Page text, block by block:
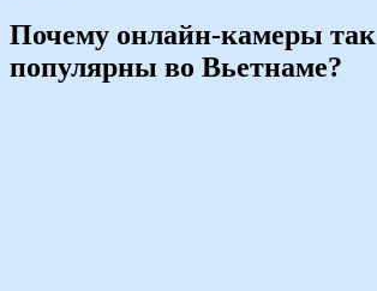
Почему онлайн-камеры так
популярны во Вьетнаме?